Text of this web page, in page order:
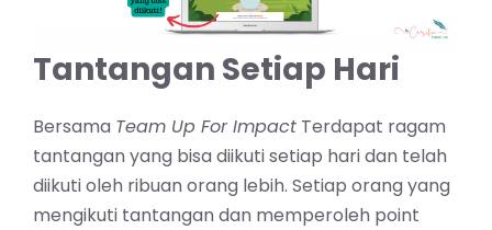
Tantangan Setiap Hari
Bersama Team Up For Impact Terdapat ragam
tantangan yang bisa diikuti setiap hari dan telah
diikuti oleh ribuan orang lebih. Setiap orang yang
mengikuti tantangan dan memperoleh point